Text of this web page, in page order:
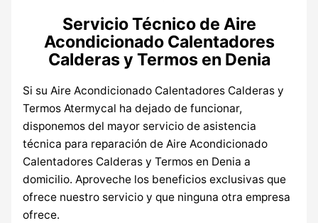
Servicio Técnico de Aire
Acondicionado Calentadores
Calderas y Termos en Denia
Si su Aire Acondicionado Calentadores Calderas y
Termos Atermycal ha dejado de funcionar,
disponemos del mayor servicio de asistencia
técnica para reparación de Aire Acondicionado
Calentadores Calderas y Termos en Denia a
domicilio. Aproveche los beneficios exclusivas que
ofrece nuestro servicio y que ninguna otra empresa
ofrece.